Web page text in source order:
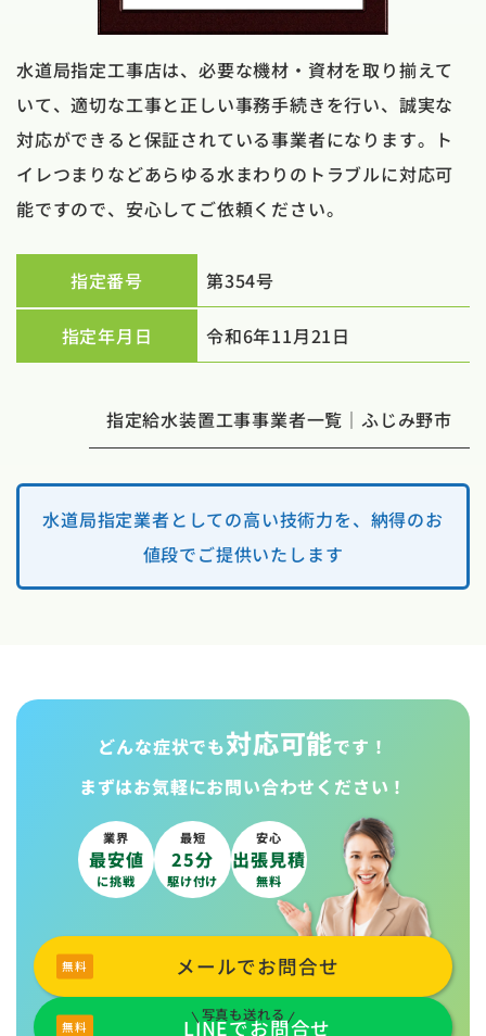
水道局指定工事店は、必要な機材・資材を取り揃えて
いて、適切な工事と正しい事務手続きを行い、誠実な
対応ができると保証されている事業者になります。ト
イレつまりなどあらゆる水まわりのトラブルに対応可
能ですので、安心してご依頼ください。
指定番号 第354号
指定年月日 令和6年11月21日
指定給水装置工事事業者一覧｜ふじみ野市
水道局指定業者としての高い技術力を、納得のお
値段でご提供いたします
どんな症状でも対応可能です！
まずはお気軽にお問い合わせください！
業界
最安値
に挑戦
最短
25分
駆け付け
安心
出張見積
無料
メールでお問合せ
写真も送れる
LINEでお問合せ